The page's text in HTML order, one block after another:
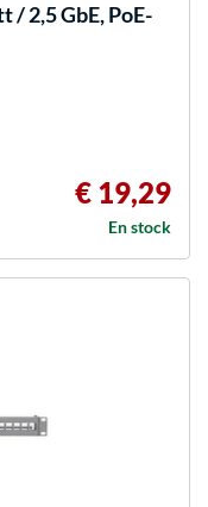
/ 2,5 GbE, PoE-
€ 19,29
En stock